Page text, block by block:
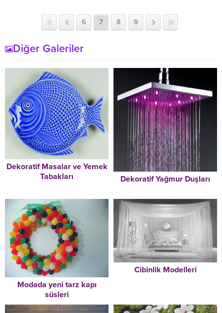
6 7 8 9
Diğer Galeriler
Dekoratif Masalar ve Yemek
Tabakları
Dekoratif Yağmur Duşları
Modada yeni tarz kapı
süsleri
Cibinlik Modelleri